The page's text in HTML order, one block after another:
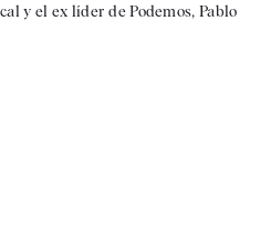
y el ex líder de Podemos, Pablo